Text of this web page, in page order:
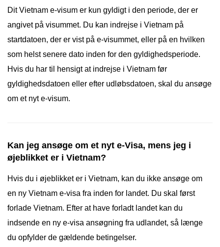
Dit Vietnam e-visum er kun gyldigt i den periode, der er
angivet på visummet. Du kan indrejse i Vietnam på
startdatoen, der er vist på e-visummet, eller på en hvilken
som helst senere dato inden for den gyldighedsperiode.
Hvis du har til hensigt at indrejse i Vietnam før
gyldighedsdatoen eller efter udløbsdatoen, skal du ansøge
om et nyt e-visum.
Kan jeg ansøge om et nyt e-Visa, mens jeg i
øjeblikket er i Vietnam?
Hvis du i øjeblikket er i Vietnam, kan du ikke ansøge om
en ny Vietnam e-visa fra inden for landet. Du skal først
forlade Vietnam. Efter at have forladt landet kan du
indsende en ny e-visa ansøgning fra udlandet, så længe
du opfylder de gældende betingelser.